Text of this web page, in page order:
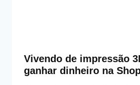
Vivendo de impressão
ganhar dinheiro na